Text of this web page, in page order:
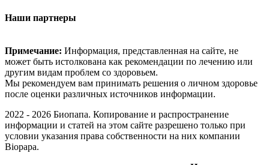
Наши партнеры
Примечание: Информация, представленная на сайте, не
может быть истолкована как рекомендации по лечению или
другим видам проблем со здоровьем.
Мы рекомендуем вам принимать решения о личном здоровье
после оценки различных источников информации.
2022 - 2026 Биопапа. Копирование и распространение
информации и статей на этом сайте разрешено только при
условии указания права собственности на них компании
Biopapa.